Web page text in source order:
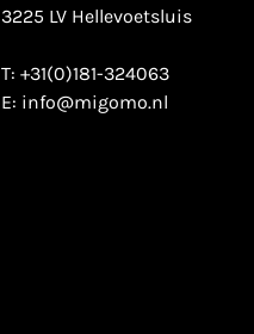
3225 LV Hellevoetsluis
T: +31(0)181-324063
E: info@migomo.nl